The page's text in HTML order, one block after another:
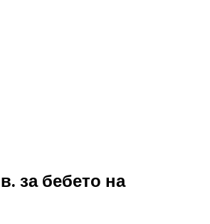
за бебето на